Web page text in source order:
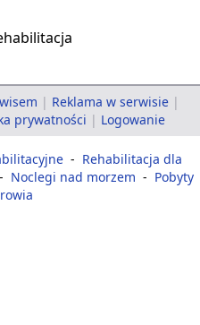
| Reklama w serwisie |
prywatności | Logowanie
- Rehabilitacja dla
- Noclegi nad morzem - Pobyty